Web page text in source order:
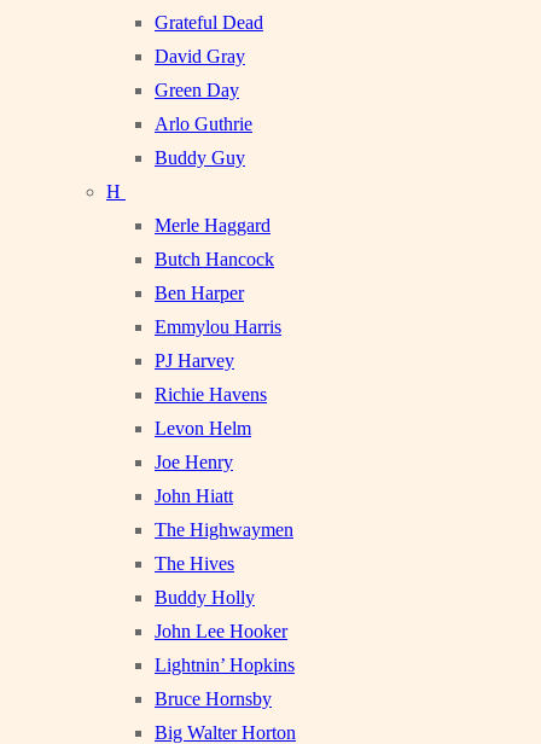
Grateful Dead
David Gray
Green Day
Arlo Guthrie
Buddy Guy
H
Merle Haggard
Butch Hancock
Ben Harper
Emmylou Harris
PJ Harvey
Richie Havens
Levon Helm
Joe Henry
John Hiatt
The Highwaymen
The Hives
Buddy Holly
John Lee Hooker
Lightnin’ Hopkins
Bruce Hornsby
Big Walter Horton